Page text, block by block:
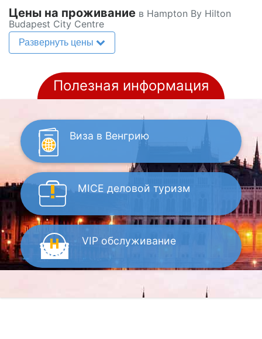
Цены на проживание в Hampton By Hilton
Budapest City Centre
Развернуть цены
Полезная информация
Виза в Венгрию
MICE деловой туризм
VIP обслуживание